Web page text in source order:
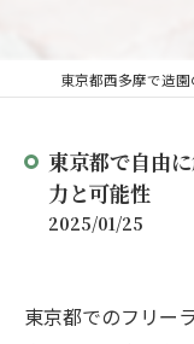
東京都で自由
力と可能性
2025/01/25
東京都でのフリー